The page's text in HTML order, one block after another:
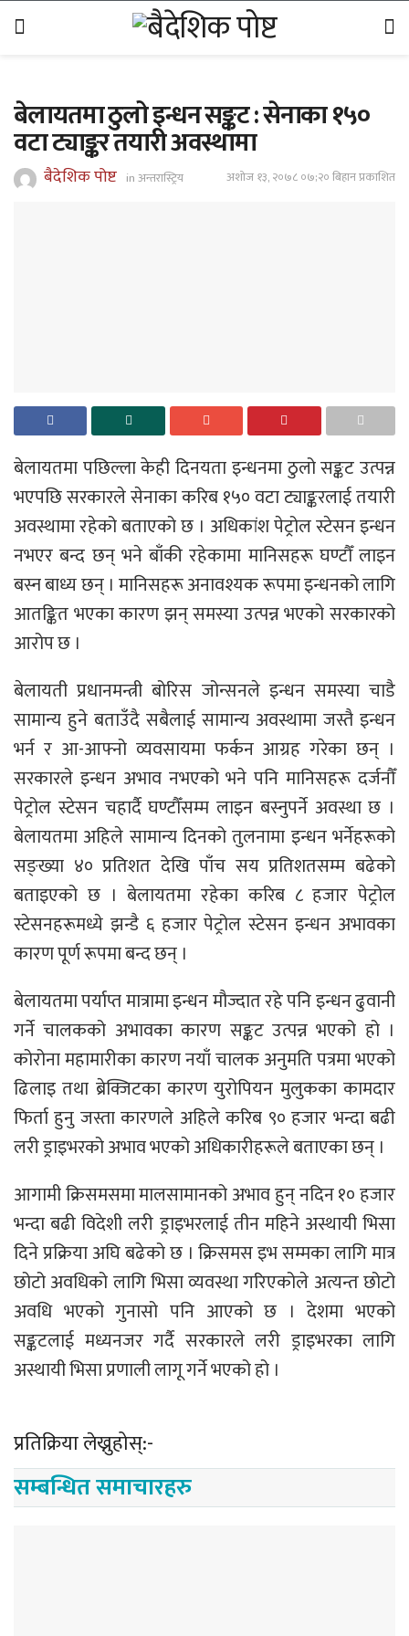
बेलायतमा ठुलो इन्धन सङ्कट : सेनाका १५०
वटा ट्याङ्कर तयारी अवस्थामा
बैदेशिक पोष्ट inअन्तरास्ट्रिय अशोज १३, २०७८ ०७;२० बिहान प्रकाशित
बेलायतमा पछिल्ला केही दिनयता इन्धनमा ठुलो सङ्कट उत्पन्न
भएपछि सरकारले सेनाका करिब १५० वटा ट्याङ्करलाई तयारी
अवस्थामा रहेको बताएको छ । अधिकांश पेट्रोल स्टेसन इन्धन
नभएर बन्द छन् भने बाँकी रहेकामा मानिसहरू घण्टौँ लाइन
बस्न बाध्य छन् । मानिसहरू अनावश्यक रूपमा इन्धनको लागि
आतङ्कित भएका कारण झन् समस्या उत्पन्न भएको सरकारको
आरोप छ ।
बेलायती प्रधानमन्त्री बोरिस जोन्सनले इन्धन समस्या चाडै
सामान्य हुने बताउँदै सबैलाई सामान्य अवस्थामा जस्तै इन्धन
भर्न र आ-आफ्नो व्यवसायमा फर्कन आग्रह गरेका छन् ।
सरकारले इन्धन अभाव नभएको भने पनि मानिसहरू दर्जनौँ
पेट्रोल स्टेसन चहार्दै घण्टौँसम्म लाइन बस्नुपर्ने अवस्था छ ।
बेलायतमा अहिले सामान्य दिनको तुलनामा इन्धन भर्नेहरूको
सङ्ख्या ४० प्रतिशत देखि पाँच सय प्रतिशतसम्म बढेको
बताइएको छ । बेलायतमा रहेका करिब ८ हजार पेट्रोल
स्टेसनहरूमध्ये झन्डै ६ हजार पेट्रोल स्टेसन इन्धन अभावका
कारण पूर्ण रूपमा बन्द छन् ।
बेलायतमा पर्याप्त मात्रामा इन्धन मौज्दात रहे पनि इन्धन ढुवानी
गर्ने चालकको अभावका कारण सङ्कट उत्पन्न भएको हो ।
कोरोना महामारीका कारण नयाँ चालक अनुमति पत्रमा भएको
ढिलाइ तथा ब्रेक्जिटका कारण युरोपियन मुलुकका कामदार
फिर्ता हुनु जस्ता कारणले अहिले करिब ९० हजार भन्दा बढी
लरी ड्राइभरको अभाव भएको अधिकारीहरूले बताएका छन् ।
आगामी क्रिसमसमा मालसामानको अभाव हुन् नदिन १० हजार
भन्दा बढी विदेशी लरी ड्राइभरलाई तीन महिने अस्थायी भिसा
दिने प्रक्रिया अघि बढेको छ । क्रिसमस इभ सम्मका लागि मात्र
छोटो अवधिको लागि भिसा व्यवस्था गरिएकोले अत्यन्त छोटो
अवधि भएको गुनासो पनि आएको छ । देशमा भएको
सङ्कटलाई मध्यनजर गर्दै सरकारले लरी ड्राइभरका लागि
अस्थायी भिसा प्रणाली लागू गर्ने भएको हो ।
प्रतिक्रिया लेख्नुहोस्:-
सम्बन्धित समाचारहरु